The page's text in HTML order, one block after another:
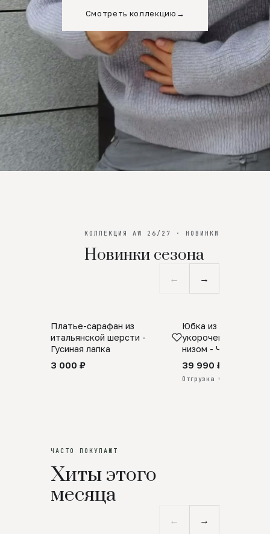
Смотреть коллекцию →
КОЛЛЕКЦИЯ AW 26/27 · НОВИНКИ
Новинки сезона
← →
SALE
Платье-сарафан из
итальянской шерсти -
Гусиная лапка
3 000 ₽
ПРЕДЗАКАЗ
Юбка из
укороченная с
низом - Черный
39 990 ₽
Отгрузка через 25 дней
ЧАСТО ПОКУПАЮТ
Хиты этого
месяца
← →